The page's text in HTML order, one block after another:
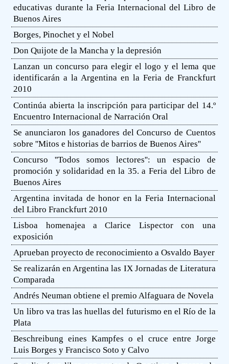
educativas durante la Feria Internacional del Libro de
Buenos Aires
Borges, Pinochet y el Nobel
Don Quijote de la Mancha y la depresión
Lanzan un concurso para elegir el logo y el lema que
identificarán a la Argentina en la Feria de Franckfurt
2010
Continúa abierta la inscripción para participar del 14.º
Encuentro Internacional de Narración Oral
Se anunciaron los ganadores del Concurso de Cuentos
sobre ''Mitos e historias de barrios de Buenos Aires''
Concurso ''Todos somos lectores'': un espacio de
promoción y solidaridad en la 35. a Feria del Libro de
Buenos Aires
Argentina invitada de honor en la Feria Internacional
del Libro Franckfurt 2010
Lisboa homenajea a Clarice Lispector con una
exposición
Aprueban proyecto de reconocimiento a Osvaldo Bayer
Se realizarán en Argentina las IX Jornadas de Literatura
Comparada
Andrés Neuman obtiene el premio Alfaguara de Novela
Un libro va tras las huellas del futurismo en el Río de la
Plata
Beschreibung eines Kampfes o el cruce entre Jorge
Luis Borges y Francisco Soto y Calvo